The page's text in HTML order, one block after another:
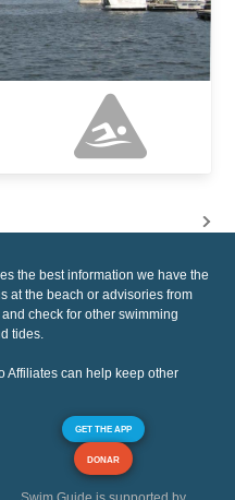
the best information we have the
at the beach or advisories from
check for other swimming
tides.
Affiliates can help keep other
GET THE APP
DONAR